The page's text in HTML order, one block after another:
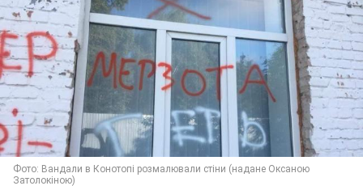
Фото: Вандали в Конотопі розмалювали стіни (надане Оксаною
Затолокіною)